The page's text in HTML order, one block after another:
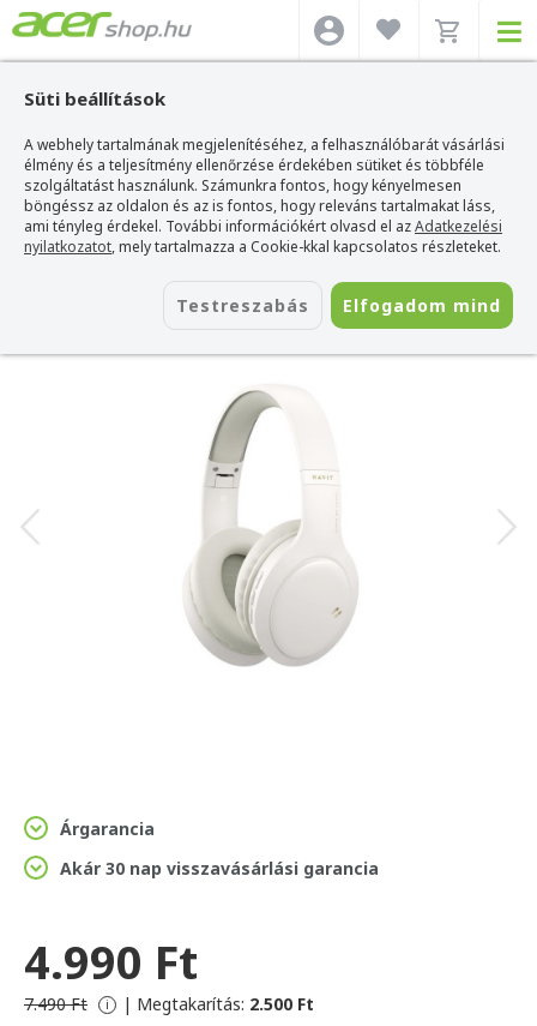
Süti beállítások
A webhely tartalmának megjelenítéséhez, a felhasználóbarát vásárlási
élmény és a teljesítmény ellenőrzése érdekében sütiket és többféle
szolgáltatást használunk. Számunkra fontos, hogy kényelmesen
böngéssz az oldalon és az is fontos, hogy releváns tartalmakat láss,
ami tényleg érdekel. További információkért olvasd el azAdatkezelési
nyilatkozatot, mely tartalmazza a Cookie-kkal kapcsolatos részleteket.
Testreszabás Elfogadom mind
Acer webshop>Kiegészítők>Headset>Havit Headset>Havit H633BT
Vezeték nélküli Bluetooth fejhallgató - Fehér
Havit H633BT Vezeték nélküli Bluetooth
fejhallgató - Fehér
Azonosító: H633BT beige
Árgarancia
Akár 30 nap visszavásárlási garancia
4.990 Ft
7.490 Ft i | Megtakarítás: 2.500 Ft